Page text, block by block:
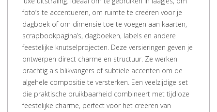
foto’s te accentueren, om ruimte te creëren voor je
dagboek of om dimensie toe te voegen aan kaarten,
scrapbookpagina’s, dagboeken, labels en andere
feestelijke knutselprojecten. Deze versieringen geven je
ontwerpen direct charme en structuur. Ze werken
prachtig als blikvangers of subtiele accenten om de
algehele compositie te versterken. Een veelzijdige set
die praktische bruikbaarheid combineert met tijdloze
feestelijke charme, perfect voor het creëren van